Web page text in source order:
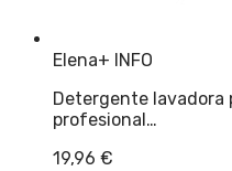
Elena+ INFO
Detergente lavadora
profesional…
19,96 €